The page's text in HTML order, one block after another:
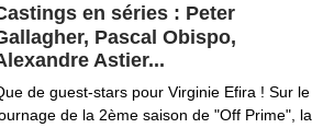
en séries : Peter
Pascal Obispo,
Astier...
de guest-stars pour Virginie Efira ! Sur le
de la 2ème saison de "Off Prime", la